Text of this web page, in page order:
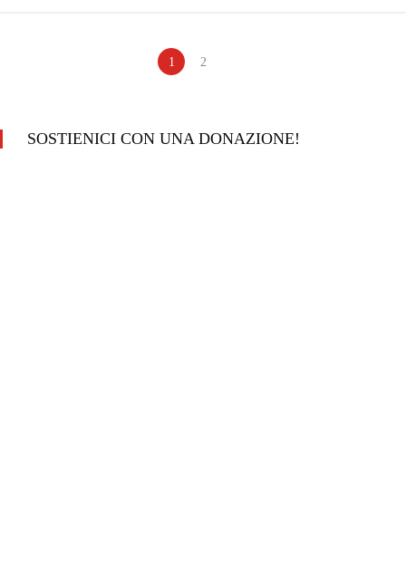
1 2
SOSTIENICI CON UNA DONAZIONE!